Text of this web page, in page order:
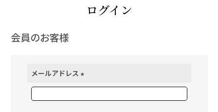
ログイン
会員のお客様
メールアドレス
(
必